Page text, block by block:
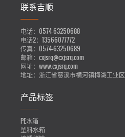
联系吉顺
电话： 0574-63250688
电话2： 13566077772
传真： 0574-63250689
邮箱： cxjsrq@cxjsrq.com
网址： www.cxjsrq.com
地址： 浙江省慈溪市横河镇梅湖工业区
产品标签
PE水箱
塑料水箱